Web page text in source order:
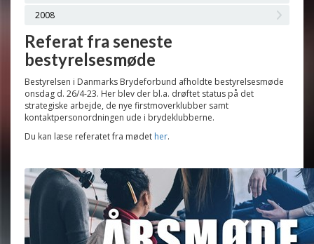
2008
Referat fra seneste
bestyrelsesmøde
Bestyrelsen i Danmarks Brydeforbund afholdte bestyrelsesmøde
onsdag d. 26/4-23. Her blev der bl.a. drøftet status på det
strategiske arbejde, de nye firstmoverklubber samt
kontaktpersonordningen ude i brydeklubberne.
Du kan læse referatet fra mødet her.